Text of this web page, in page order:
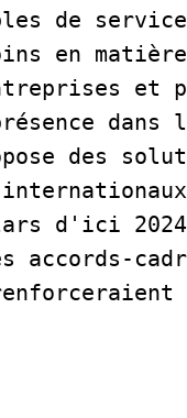
de
en
dans
des
d'ici 2024
accords-